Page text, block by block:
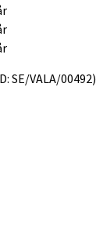
SE/VALA/00492)